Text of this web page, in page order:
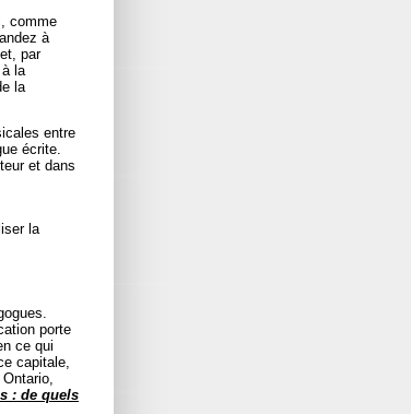
comme
à
par
la
la
entre
écrite.
et dans
la
porte
ce qui
capitale,
: de quels